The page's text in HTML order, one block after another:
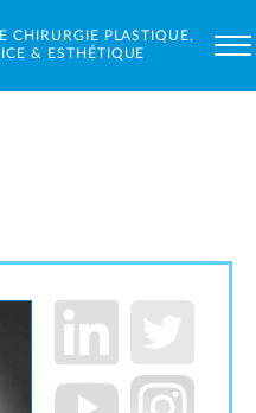
CHIRURGIE PLASTIQUE,
& ESTHÉTIQUE